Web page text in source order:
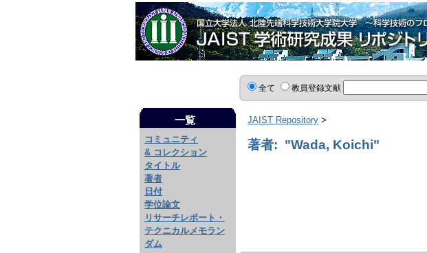
全て 教員登録文献
一覧
コミュニティ
& コレクション
タイトル
著者
日付
学位論文
リサーチレポート・
テクニカルメモラン
ダム
JAIST Repository >
著者: "Wada, Koichi"